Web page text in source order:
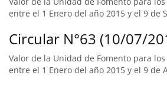
entre el 1 Enero del año 2015 y el 9 de
Circular N°63 (10/07/
Valor de la Unidad de Fomento para
entre el 1 Enero del año 2015 y el 9 de